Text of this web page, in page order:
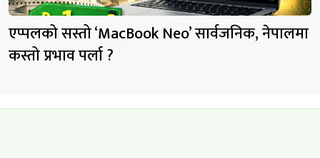
एप्पलको सस्तो ‘MacBook Neo’ सार्वजनिक, नेपालमा
कस्तो प्रभाव पर्ला ?